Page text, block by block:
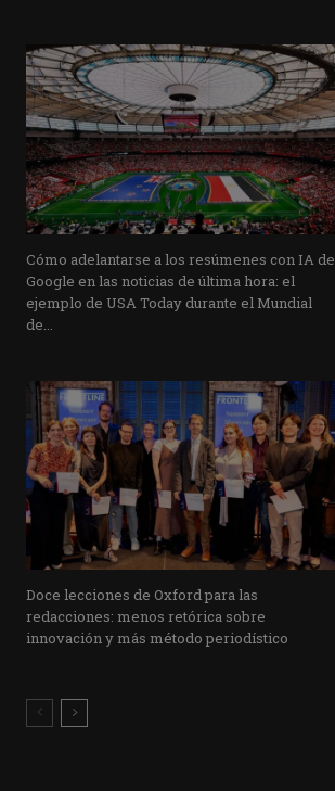
Cómo adelantarse a los resúmenes con IA de
Google en las noticias de última hora: el
ejemplo de USA Today durante el Mundial
de...
Doce lecciones de Oxford para las
redacciones: menos retórica sobre
innovación y más método periodístico